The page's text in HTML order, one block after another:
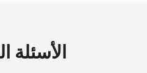
الأسئلة